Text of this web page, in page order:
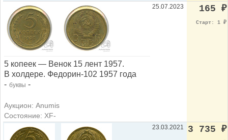
5 копеек — Венок 15 лент 1957.
В холдере. Федорин-102 1957 года
- буквы -
Аукцион: Anumis
Состояние: XF-
25.07.2023 165 ₽
Старт: 1 ₽
23.03.2021 3 735 ₽